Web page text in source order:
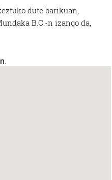
dute barikuan,
B.C.-n izango da,